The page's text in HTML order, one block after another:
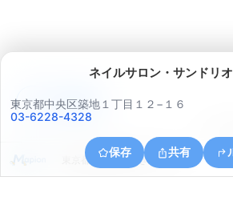
ネイルサロン・サンドリ
東京都中央区築地１丁目１２−１６
03-6228-4328
保存 共有
東京都中央区勝どき６丁目
アプリで見る